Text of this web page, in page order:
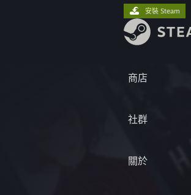
商店
社群
關於
安裝 Steam